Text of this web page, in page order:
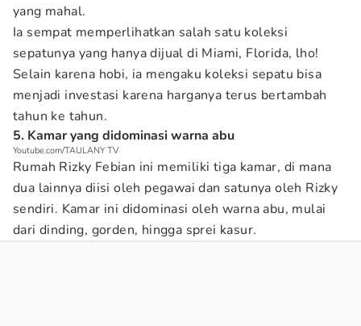
yang mahal.
Ia sempat memperlihatkan salah satu koleksi
sepatunya yang hanya dijual di Miami, Florida, lho!
Selain karena hobi, ia mengaku koleksi sepatu bisa
menjadi investasi karena harganya terus bertambah
tahun ke tahun.
5. Kamar yang didominasi warna abu
Youtube.com/TAULANY TV
Rumah Rizky Febian ini memiliki tiga kamar, di mana
dua lainnya diisi oleh pegawai dan satunya oleh Rizky
sendiri. Kamar ini didominasi oleh warna abu, mulai
dari dinding, gorden, hingga sprei kasur.